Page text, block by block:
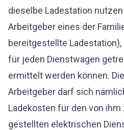
dieselbe Ladestation
Arbeitgeber eines der
bereitgestellte
für jeden Dienstwagen
ermittelt werden können.
Arbeitgeber darf sich
Ladekosten für den von
gestellten elektrischen